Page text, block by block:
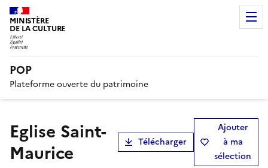
MINISTÈRE
DE LA CULTURE
POP
Plateforme ouverte du patrimoine
Eglise Saint-
Maurice
Télécharger
Ajouter
à ma
sélection